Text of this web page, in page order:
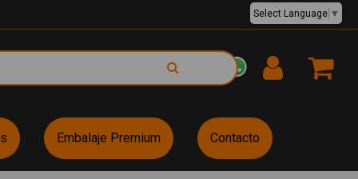
EUR €
Select Language ▼
Embalaje Premium Contacto